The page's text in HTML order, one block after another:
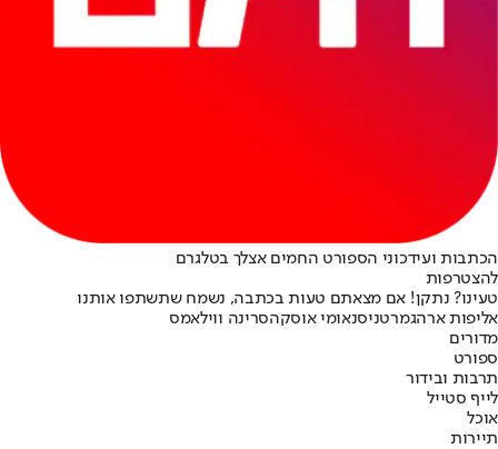
הכתבות ועידכוני הספורט החמים אצלך בטלגרם
להצטרפות
טעינו? נתקן! אם מצאתם טעות בכתבה, נשמח שתשתפו אותנו
אליפות ארהגמרטניסנאומי אוסקהסרינה ווילאמס
מדורים
ספורט
תרבות ובידור
לייף סטייל
אוכל
תיירות